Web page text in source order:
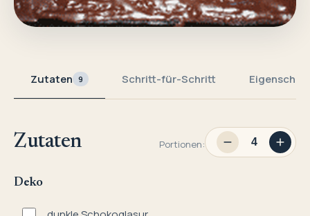
Zutaten 9 Schritt-für-Schritt
Zutaten Portionen:
Deko